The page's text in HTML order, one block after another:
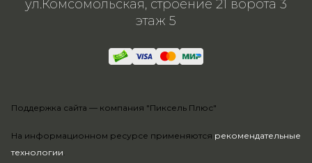
На информационном ресурсе применяются рекомендательные
технологии.
ул.Комсомольская, строение 21 ворота 3
этаж 5
Поддержка сайта — компания "Пиксель Плюс"